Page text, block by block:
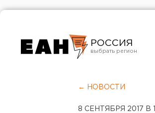
РОССИЯ
Челябинск
← НОВОСТИ
8 СЕНТЯБРЯ 2017 В